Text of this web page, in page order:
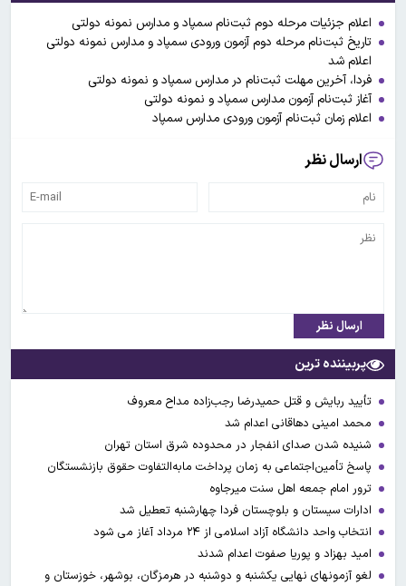
اعلام جزئیات مرحله دوم ثبت‌نام سمپاد و مدارس نمونه دولتی
تاریخ ثبت‌نام مرحله دوم آزمون ورودی سمپاد و مدارس نمونه دولتی
اعلام شد
فردا، آخرین مهلت ثبت‌نام در مدارس سمپاد و نمونه دولتی
آغاز ثبت‌نام آزمون مدارس سمپاد و نمونه دولتی
اعلام زمان ثبت‌نام آزمون ورودی مدارس سمپاد
ارسال نظر
ارسال نظر
پربیننده ترین
تأیید ربایش و قتل حمیدرضا رجب‌زاده مداح معروف
محمد امینی دهاقانی اعدام شد
شنیده شدن صدای انفجار در محدوده شرق استان تهران
پاسخ تأمین‌اجتماعی به زمان پرداخت مابه‌التفاوت حقوق بازنشستگان
ترور امام جمعه اهل سنت میرجاوه
ادارات سیستان و بلوچستان فردا چهارشنبه تعطیل شد
انتخاب واحد دانشگاه آزاد اسلامی از ۲۴ مرداد آغاز می شود
امید بهزاد و پوریا صفوت اعدام شدند
لغو آزمونهای نهایی یکشنبه و دوشنبه در هرمزگان، بوشهر، خوزستان و